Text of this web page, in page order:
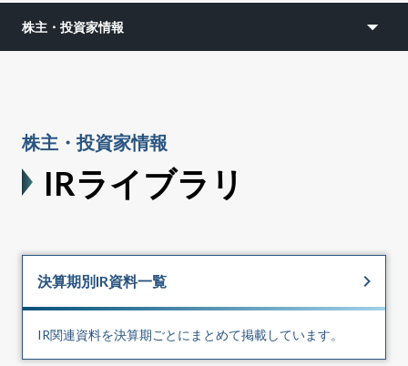
株主・投資家情報
株主・投資家情報
IRライブラリ
決算期別IR資料一覧
IR関連資料を決算期ごとにまとめて掲載しています。